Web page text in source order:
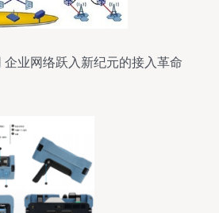
企业网络跃入新纪元的接入革命